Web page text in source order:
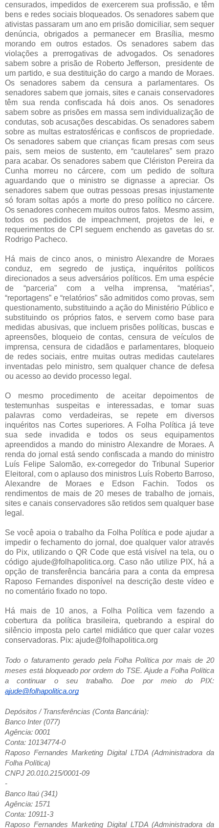
censurados, impedidos de exercerem sua profissão, e têm
bens e redes sociais bloqueados. Os senadores sabem que
ativistas passaram um ano em prisão domiciliar, sem sequer
denúncia, obrigados a permanecer em Brasília, mesmo
morando em outros estados. Os senadores sabem das
violações a prerrogativas de advogados. Os senadores
sabem sobre a prisão de Roberto Jefferson, presidente de
um partido, e sua destituição do cargo a mando de Moraes.
Os senadores sabem da censura a parlamentares. Os
senadores sabem que jornais, sites e canais conservadores
têm sua renda confiscada há dois anos. Os senadores
sabem sobre as prisões em massa sem individualização de
condutas, sob acusações descabidas. Os senadores sabem
sobre as multas estratosféricas e confiscos de propriedade.
Os senadores sabem que crianças ficam presas com seus
pais, sem meios de sustento, em “cautelares” sem prazo
para acabar. Os senadores sabem que Clériston Pereira da
Cunha morreu no cárcere, com um pedido de soltura
aguardando que o ministro se dignasse a apreciar. Os
senadores sabem que outras pessoas presas injustamente
só foram soltas após a morte do preso político no cárcere.
Os senadores conhecem muitos outros fatos. Mesmo assim,
todos os pedidos de impeachment, projetos de lei, e
requerimentos de CPI seguem enchendo as gavetas do sr.
Rodrigo Pacheco.
Há mais de cinco anos, o ministro Alexandre de Moraes
conduz, em segredo de justiça, inquéritos políticos
direcionados a seus adversários políticos. Em uma espécie
de “parceria” com a velha imprensa, “matérias”,
“reportagens” e “relatórios” são admitidos como provas, sem
questionamento, substituindo a ação do Ministério Público e
substituindo os próprios fatos, e servem como base para
medidas abusivas, que incluem prisões políticas, buscas e
apreensões, bloqueio de contas, censura de veículos de
imprensa, censura de cidadãos e parlamentares, bloqueio
de redes sociais, entre muitas outras medidas cautelares
inventadas pelo ministro, sem qualquer chance de defesa
ou acesso ao devido processo legal.
O mesmo procedimento de aceitar depoimentos de
testemunhas suspeitas e interessadas, e tomar suas
palavras como verdadeiras, se repete em diversos
inquéritos nas Cortes superiores. A Folha Política já teve
sua sede invadida e todos os seus equipamentos
apreendidos a mando do ministro Alexandre de Moraes. A
renda do jornal está sendo confiscada a mando do ministro
Luís Felipe Salomão, ex-corregedor do Tribunal Superior
Eleitoral, com o aplauso dos ministros Luís Roberto Barroso,
Alexandre de Moraes e Edson Fachin. Todos os
rendimentos de mais de 20 meses de trabalho de jornais,
sites e canais conservadores são retidos sem qualquer base
legal.
Se você apoia o trabalho da Folha Política e pode ajudar a
impedir o fechamento do jornal, doe qualquer valor através
do Pix, utilizando o QR Code que está visível na tela, ou o
código ajude@folhapolitica.org. Caso não utilize PIX, há a
opção de transferência bancária para a conta da empresa
Raposo Fernandes disponível na descrição deste vídeo e
no comentário fixado no topo.
Há mais de 10 anos, a Folha Política vem fazendo a
cobertura da política brasileira, quebrando a espiral do
silêncio imposta pelo cartel midiático que quer calar vozes
conservadoras. Pix: ajude@folhapolitica.org
Todo o faturamento gerado pela Folha Política por mais de 20
meses está bloqueado por ordem do TSE. Ajude a Folha Política
a continuar o seu trabalho. Doe por meio do PIX:
ajude@folhapolitica.org
Depósitos / Transferências (Conta Bancária):
Banco Inter (077)
Agência: 0001
Conta: 10134774-0
Raposo Fernandes Marketing Digital LTDA (Administradora da
Folha Política)
CNPJ 20.010.215/0001-09
-
Banco Itaú (341)
Agência: 1571
Conta: 10911-3
Raposo Fernandes Marketing Digital LTDA (Administradora da